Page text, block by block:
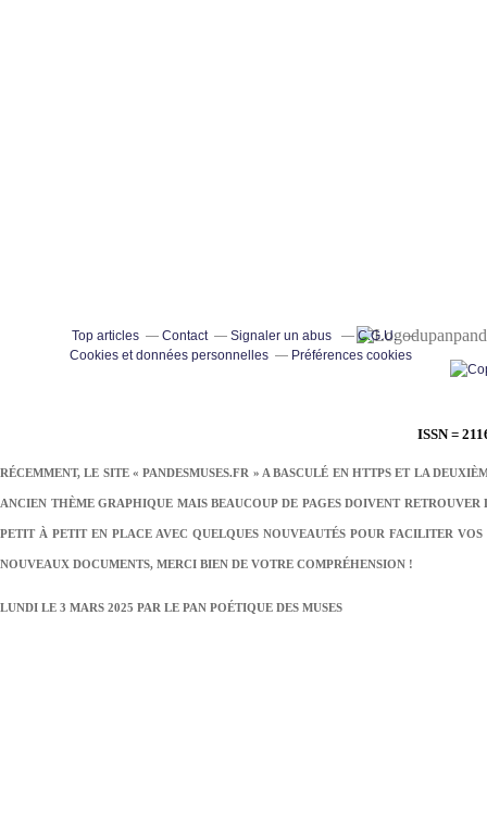
ISSN =
RÉCEMMENT, LE SITE « PANDESMUSES.FR » A BASCULÉ EN HTTPS ET LA
ANCIEN THÈME GRAPHIQUE MAIS BEAUCOUP DE PAGES DOIVENT
PETIT À PETIT EN PLACE AVEC QUELQUES NOUVEAUTÉS POUR FACILITER
NOUVEAUX DOCUMENTS, MERCI BIEN DE VOTRE COMPRÉHENSION !
LUNDI LE 3 MARS 2025 PAR LE PAN POÉTIQUE DES MUSES
Top articles Contact Signaler un abus
C.G.U.
Cookies et données personnelles
Préférences cookies